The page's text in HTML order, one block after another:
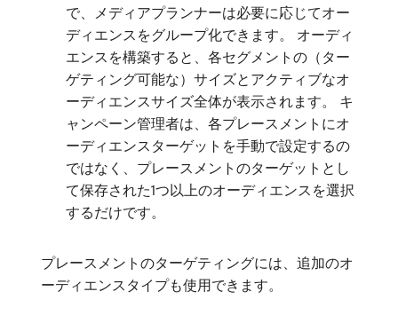
で、メディアプランナーは必要に応じてオー
ディエンスをグループ化できます。 オーディ
エンスを構築すると、各セグメントの（ター
ゲティング可能な）サイズとアクティブなオ
ーディエンスサイズ全体が表示されます。 キ
ャンペーン管理者は、各プレースメントにオ
ーディエンスターゲットを手動で設定するの
ではなく、プレースメントのターゲットとし
て保存された1つ以上のオーディエンスを選択
するだけです。
プレースメントのターゲティングには、追加のオ
ーディエンスタイプも使用できます。